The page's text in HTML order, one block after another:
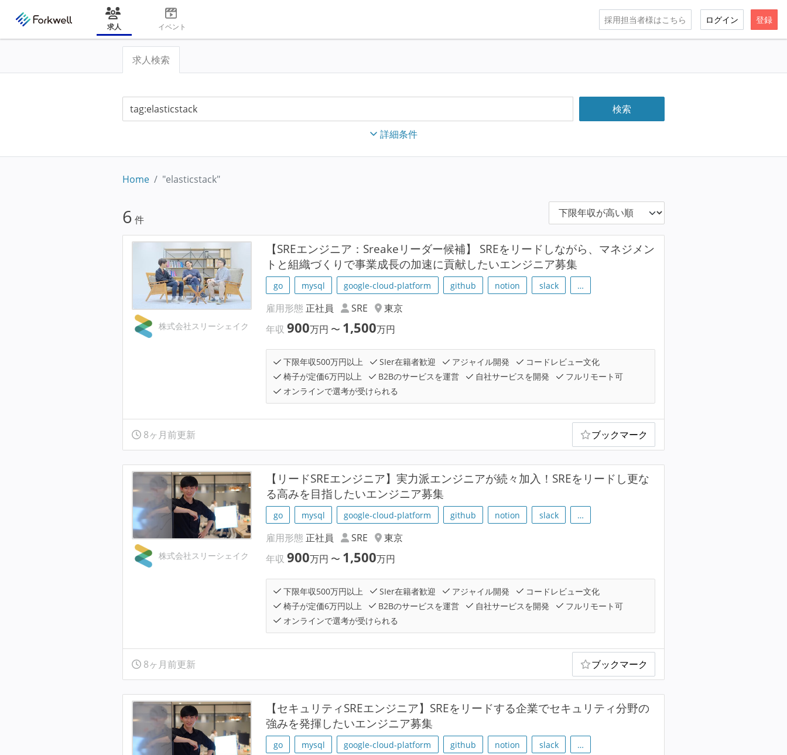
求人 イベント
採用担当者様はこちら ログイン 登録
求人検索
詳細条件
Home "elasticstack"
6 件
株式会社スリーシェイク
【SREエンジニア：Sreakeリーダー候補】 SREをリードしながら、マネジメン
トと組織づくりで事業成長の加速に貢献したいエンジニア募集
go mysql google-cloud-platform github notion slack …
雇用形態 正社員 SRE
東京
年収900万円 〜 1,500万円
下限年収500万円以上 SIer在籍者歓迎 アジャイル開発
コードレビュー文化
椅子が定価6万円以上
B2Bのサービスを運営 自社サービスを開発
フルリモート可
オンラインで選考が受けられる
8ヶ月前更新 ブックマーク
株式会社スリーシェイク
【リードSREエンジニア】実力派エンジニアが続々加入！SREをリードし更な
る高みを目指したいエンジニア募集
go mysql google-cloud-platform github notion slack …
雇用形態 正社員 SRE
東京
年収900万円 〜 1,500万円
下限年収500万円以上 SIer在籍者歓迎 アジャイル開発
コードレビュー文化
椅子が定価6万円以上
B2Bのサービスを運営 自社サービスを開発
フルリモート可
オンラインで選考が受けられる
8ヶ月前更新 ブックマーク
【セキュリティSREエンジニア】SREをリードする企業でセキュリティ分野の
強みを発揮したいエンジニア募集
go mysql google-cloud-platform github notion slack …